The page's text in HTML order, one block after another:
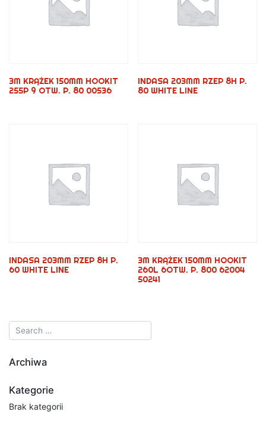
3M KRĄŻEK 150MM HOOKIT
255P 9 OTW. P. 80 00536
INDASA 203MM RZEP 8H P.
80 WHITE LINE
INDASA 203MM RZEP 8H P.
60 WHITE LINE
3M KRĄŻEK 150MM HOOKIT
260L 6OTW. P. 800 62004
50241
Archiwa
Kategorie
Brak kategorii